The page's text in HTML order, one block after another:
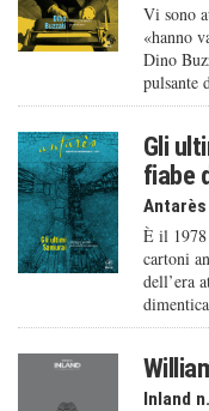
Vi sono
«hanno
Dino
pulsante
Gli
fiabe
Antarès
È il 1978
cartoni
dell’era
Inland